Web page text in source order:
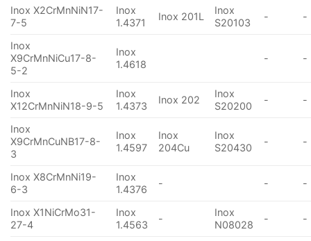
Inox X2CrMnNiN17-
7-5
Inox
1.4371
Inox 201L
Inox
S20103
- -
Inox
X9CrMnNiCu17-8-
5-2
Inox
1.4618
- -
Inox
X12CrMnNiN18-9-5
Inox
1.4373
Inox 202
Inox
S20200
- -
Inox
X9CrMnCuNB17-8-
3
Inox
1.4597
Inox
204Cu
Inox
S20430
- -
Inox X8CrMnNi19-
6-3
Inox
1.4376
- - -
Inox X1NiCrMo31-
27-4
Inox
1.4563
-
Inox
N08028
- -